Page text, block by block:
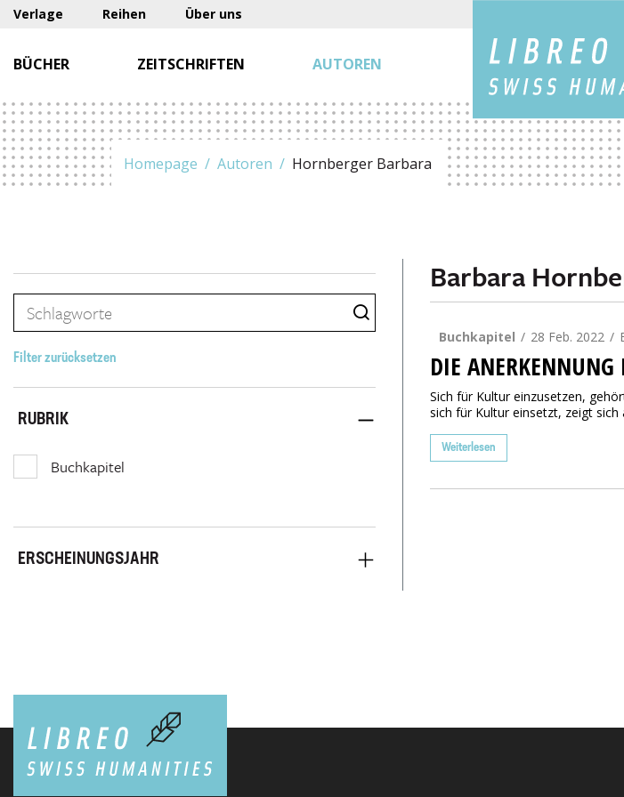
Verlage Reihen Über uns
BÜCHER ZEITSCHRIFTEN AUTOREN
Homepage Autoren Hornberger Barbara
Filter zurücksetzen
RUBRIK
Buchkapitel
ERSCHEINUNGSJAHR
Barbara
Buchkapitel 28 Feb. 2022
DIE ANERKENNUNG
Sich für Kultur einzusetzen,
sich für Kultur einsetzt, zeigt sich
Weiterlesen